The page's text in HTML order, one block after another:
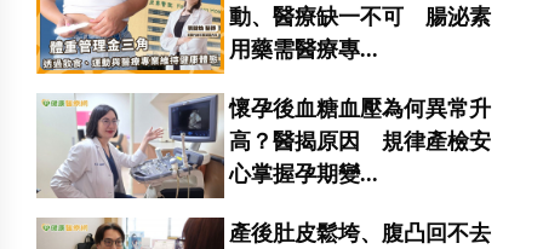
動、醫療缺一不可 腸泌素
用藥需醫療專...
懷孕後血糖血壓為何異常升
高？醫揭原因 規律產檢安
心掌握孕期變...
產後肚皮鬆垮、腹凸回不去